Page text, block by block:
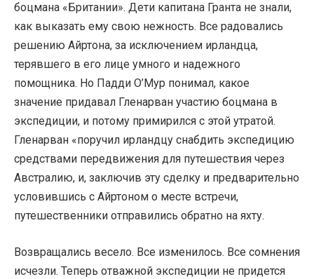
боцмана «Британии». Дети капитана Гранта не знали,
как выказать ему свою нежность. Все радовались
решению Айртона, за исключением ирландца,
терявшего в его лице умного и надежного
помощника. Но Падди О’Мур понимал, какое
значение придавал Гленарван участию боцмана в
экспедиции, и потому примирился с этой утратой.
Гленарван «поручил ирландцу снабдить экспедицию
средствами передвижения для путешествия через
Австралию, и, заключив эту сделку и предварительно
условившись с Айртоном о месте встречи,
путешественники отправились обратно на яхту.
Возвращались весело. Все изменилось. Все сомнения
исчезли. Теперь отважной экспедиции не придется